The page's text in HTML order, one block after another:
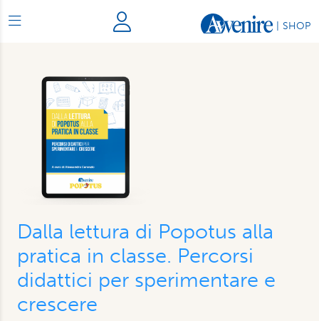
SHOP
Dalla lettura di Popotus alla
pratica in classe. Percorsi
didattici per sperimentare e
crescere